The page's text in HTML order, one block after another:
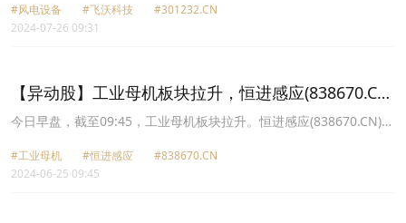
股份(300443.CN)跌2.25%报16.94元，天顺风能(002531.CN)跌
2.15%报8.64元，宏德股份(301163.CN)跌2.13%报20.68元，运达股
#风电设备 #飞沃科技
#301232.CN
2024-07-26 09:31
【异动股】工业母机板块拉升，恒进感应(838670.CN)
涨22.63%
今日早盘，截至09:45，工业母机板块拉升。恒进感应(838670.CN)涨
备(300809.CN)涨14.89%报21.6元，宇环数控(002903.CN)涨10.01%
报17.36元，华东数控(002248.CN)涨9.92%报5.54元，华东重机
#工业母机 #恒进感应
#838670.CN
2024-06-25 09:45